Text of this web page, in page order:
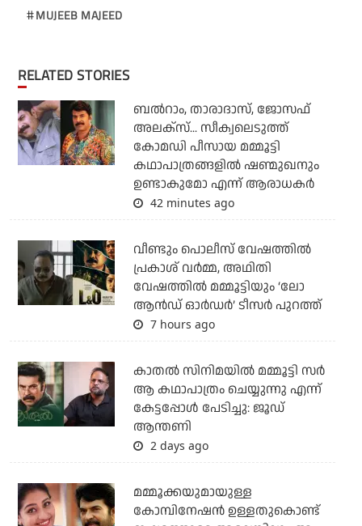
MUJEEB MAJEED
RELATED STORIES
ബല്‍റാം, താരാദാസ്, ജോസഫ്
അലക്‌സ്... സീക്വലെടുത്ത്
കോമഡി പീസായ മമ്മൂട്ടി
കഥാപാത്രങ്ങളില്‍ ഷണ്മുഖനും
ഉണ്ടാകുമോ എന്ന് ആരാധകര്‍
42 minutes ago
വീണ്ടും പൊലീസ് വേഷത്തിൽ
പ്രകാശ് വർമ്മ, അഥിതി
വേഷത്തിൽ മമ്മൂട്ടിയും ‘ലോ
ആൻഡ് ഓർഡർ’ ടീസർ പുറത്ത്
7 hours ago
കാതൽ സിനിമയിൽ മമ്മൂട്ടി സർ
ആ കഥാപാത്രം ചെയ്യുന്നു എന്ന്
കേട്ടപ്പോൾ പേടിച്ചു: ജൂഡ്
ആന്തണി
2 days ago
മമ്മൂക്കയുമായുള്ള
കോമ്പിനേഷൻ ഉള്ളതുകൊണ്ട്